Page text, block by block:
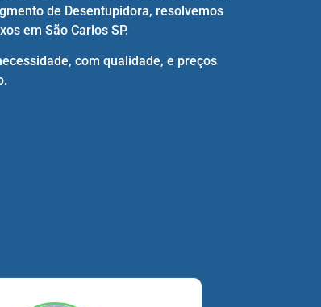
de Desentupidora, resolvemos
em São Carlos SP.
com qualidade, e preços